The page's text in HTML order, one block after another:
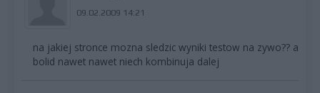
09.02.2009 14:21
na jakiej stronce mozna sledzic wyniki testow na zywo?? a
bolid nawet nawet niech kombinuja dalej